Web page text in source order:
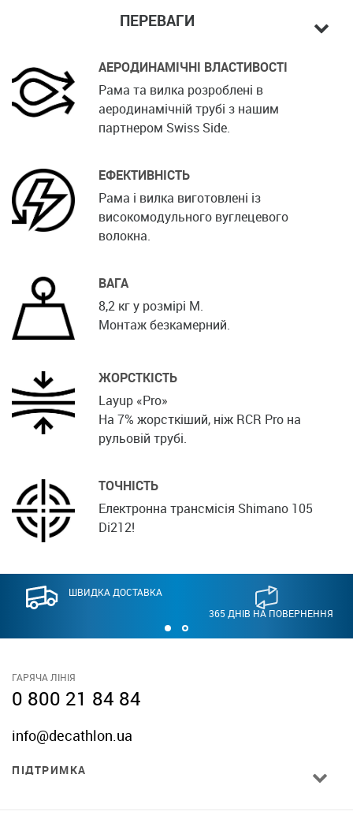
ПЕРЕВАГИ
АЕРОДИНАМІЧНІ ВЛАСТИВОСТІ
Рама та вилка розроблені в
аеродинамічній трубі з нашим
партнером Swiss Side.
ЕФЕКТИВНІСТЬ
Рама і вилка виготовлені із
високомодульного вуглецевого
волокна.
ВАГА
8,2 кг у розмірі M.
Монтаж безкамерний.
ЖОРСТКІСТЬ
Layup «Pro»
На 7% жорсткіший, ніж RCR Pro на
рульовій трубі.
ТОЧНІСТЬ
Електронна трансмісія Shimano 105
Di212!
ШВИДКА ДОСТАВКА
365 ДНІВ НА ПОВЕРНЕННЯ
ГАРЯЧА ЛІНІЯ
0 800 21 84 84
info@decathlon.ua
ПІДТРИМКА